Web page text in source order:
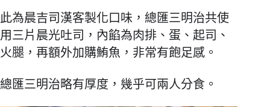
此為晨吉司漢客製化口味，總匯三明治共使
用三片晨光吐司，內餡為肉排、蛋、起司、
火腿，再額外加購鮪魚，非常有飽足感。
總匯三明治略有厚度，幾乎可兩人分食。